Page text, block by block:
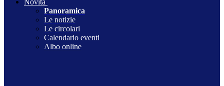
Novità
Panoramica
Le notizie
Le circolari
Calendario eventi
Albo online